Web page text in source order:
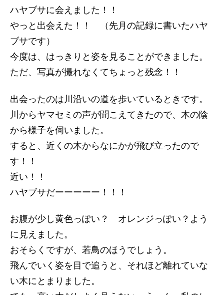
ハヤブサに会えました！！
やっと出会えた！！ （先月の記録に書いたハヤ
ブサです）
今度は、はっきりと姿を見ることができました。
ただ、写真が撮れなくてちょっと残念！！
出会ったのは川沿いの道を歩いているときです。
川からヤマセミの声が聞こえてきたので、木の陰
から様子を伺いました。
すると、近くの木からなにかが飛び立ったので
す！！
近い！！
ハヤブサだーーーーー！！！
お腹が少し黄色っぽい？ オレンジっぽい？よう
に見えました。
おそらくですが、若鳥のほうでしょう。
飛んでいく姿を目で追うと、それほど離れていな
い木にとまりました。